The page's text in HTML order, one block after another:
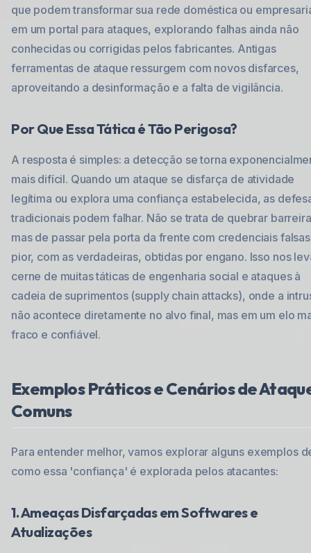
que podem transformar sua rede doméstica ou
em um portal para ataques, explorando falhas ainda não
conhecidas ou corrigidas pelos fabricantes. Antigas
ferramentas de ataque ressurgem com novos disfarces,
aproveitando a desinformação e a falta de vigilância.
Por Que Essa Tática é Tão Perigosa?
A resposta é simples: a detecção se torna
mais difícil. Quando um ataque se disfarça de atividade
legítima ou explora uma confiança estabelecida, as
tradicionais podem falhar. Não se trata de quebrar
mas de passar pela porta da frente com credenciais
pior, com as verdadeiras, obtidas por engano. Isso nos
cerne de muitas táticas de engenharia social e ataques à
cadeia de suprimentos (supply chain attacks), onde a
não acontece diretamente no alvo final, mas em um elo
fraco e confiável.
Exemplos Práticos e Cenários de
Comuns
Para entender melhor, vamos explorar alguns exemplos
como essa 'confiança' é explorada pelos atacantes:
1. Ameaças Disfarçadas em Softwares e
Atualizações